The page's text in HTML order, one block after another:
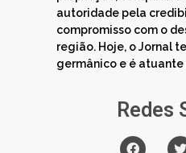
autoridade pela
compromisso com o
região. Hoje, o Jornal
germânico e é atuante
Redes